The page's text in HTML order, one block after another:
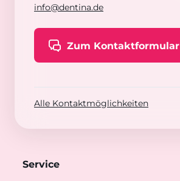
info@dentina.de
Zum Kontaktformular
Alle Kontaktmöglichkeiten
Service